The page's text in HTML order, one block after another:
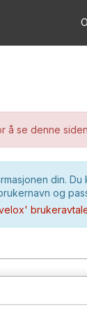
å se denne siden
din.
og